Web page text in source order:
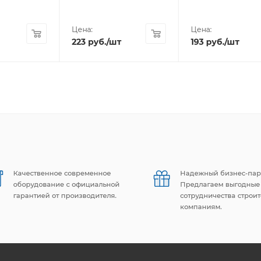
Цена:
223руб./шт
Цена:
193 руб./шт
Качественное современное
оборудование с официальной
гарантией от производителя.
Надежный бизнес-
Предлагаем выгодные
сотрудничества
компаниям.